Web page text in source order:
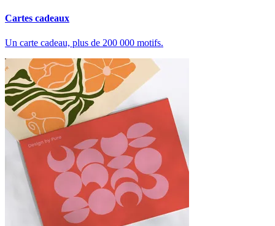
Cartes cadeaux
Un carte cadeau, plus de 200 000 motifs.